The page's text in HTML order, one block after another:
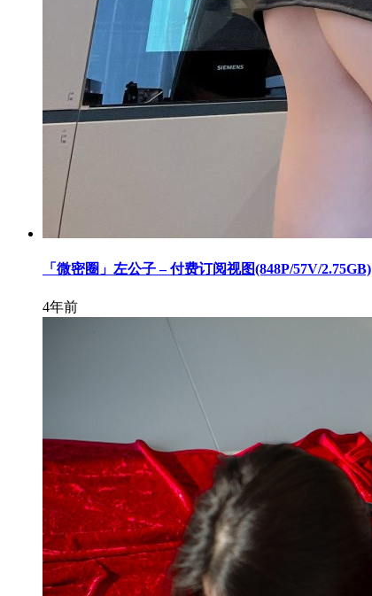
「微密圈」左公子 – 付费订阅视图(848P/57V/2.75GB)
4年前